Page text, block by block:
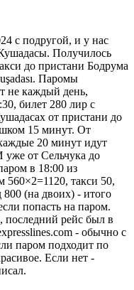
с подругой, и у нас
Получилось
до пристани Бодрума
Паромы
не каждый день,
билет 280 лир с
от пристани до
15 минут. От
20 минут идут
от Сельчука до
в 18:00 из
такси 50,
(на двоих) - итого
попасть на паром.
последний рейс был в
- обычно с
паром подходит по
Если нет -